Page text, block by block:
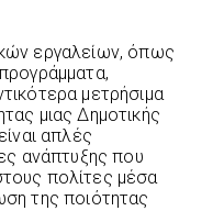
εργαλείων, όπως
μετρήσιμα
μιας Δημοτικής
απλές
ανάπτυξης που
πολίτες μέσα
της ποιότητας